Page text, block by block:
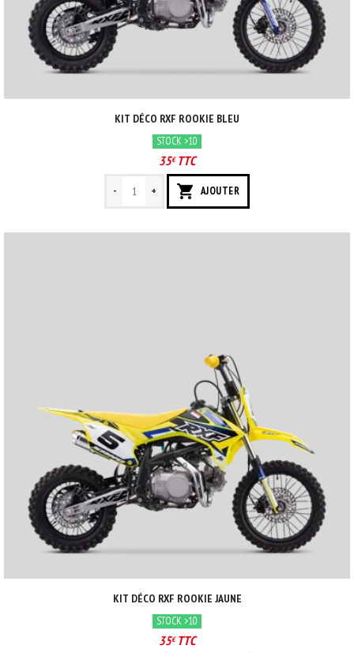
KIT DÉCO RXF ROOKIE BLEU
STOCK >10
35€TTC
- + AJOUTER
KIT DÉCO RXF ROOKIE JAUNE
STOCK >10
35€TTC